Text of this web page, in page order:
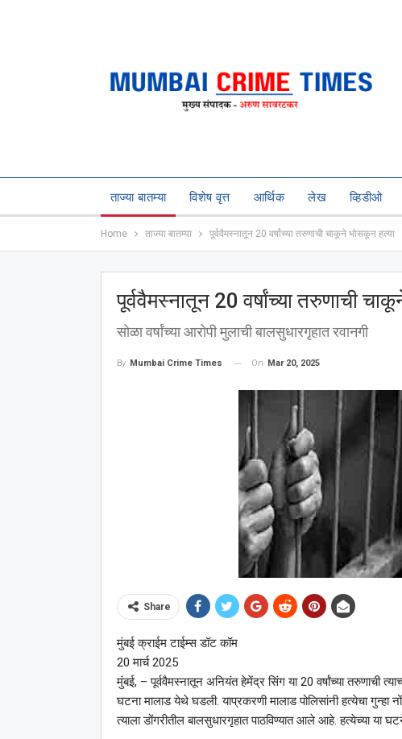
ताज्या बातम्या विशेष वृत्त आर्थिक लेख व्हिडीओ
Home ताज्या बातम्या पूर्ववैमस्नातून 20 वर्षांच्या तरुणाची चाकूने भोसकून हत्या
पूर्ववैमस्नातून 20 वर्षांच्या तरुणाची
सोळा वर्षांच्या आरोपी मुलाची बालसुधारगृहात रवानगी
By Mumbai Crime Times On Mar 20, 2025
Share
मुंबई क्राईम टाईम्स डॉट कॉम
20 मार्च 2025
मुंबई, – पूर्ववैमस्नातून अनियंत हेमेंद्र सिंग या 20 वर्षांच्या तरुणाची
घटना मालाड येथे घडली. याप्रकरणी मालाड पोलिसांनी हत्येचा
त्याला डोंगरीतील बालसुधारगृहात पाठविण्यात आले आहे. हत्येच्या या